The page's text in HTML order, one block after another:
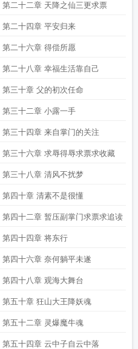
第二十二章 天降之仙三更求票
第二十四章 平安归来
第二十六章 得偿所愿
第二十八章 幸福生活靠自己
第三十章 父的初次任命
第三十二章 小露一手
第三十四章 来自掌门的关注
第三十六章 求辱得辱求票求收藏
第三十八章 清风不扰梦
第四十章 清素不是很懂
第四十二章 暂压副掌门求票求追读
第四十四章 将东行
第四十六章 奈何躺平未遂
第四十八章 观海大舞台
第五十章 狂山大王降妖魂
第五十二章 灵爆魔牛魂
第五十四章 云中子自云中落